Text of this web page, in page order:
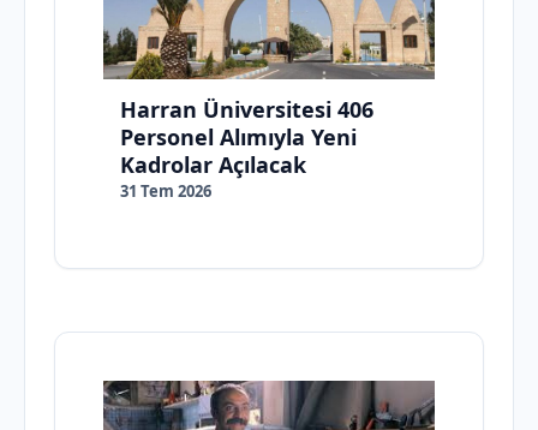
Harran Üniversitesi 406
Personel Alımıyla Yeni
Kadrolar Açılacak
31 Tem 2026